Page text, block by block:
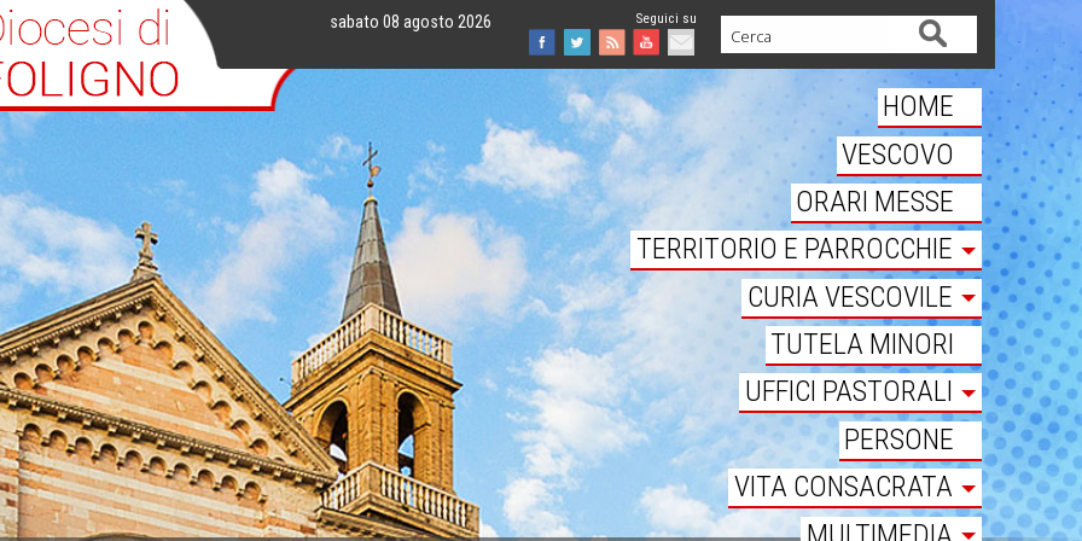
sabato 08 agosto 2026
Facebook
Twitter
FeedYoutube
Mail
Cerca
HOME
VESCOVO
ORARI MESSE
TERRITORIO E PARROCCHIE
CURIA VESCOVILE
TUTELA MINORI
UFFICI PASTORALI
PERSONE
VITA CONSACRATA